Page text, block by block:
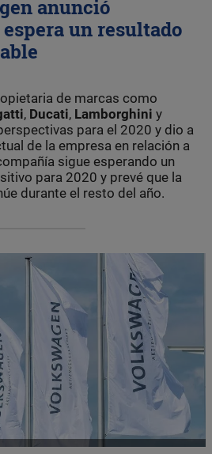
anunció
un resultado
de marcas como
, Ducati, Lamborghini y
para el 2020 y dio a
de la empresa en relación a
sigue esperando un
para 2020 y prevé que la
durante el resto del año.